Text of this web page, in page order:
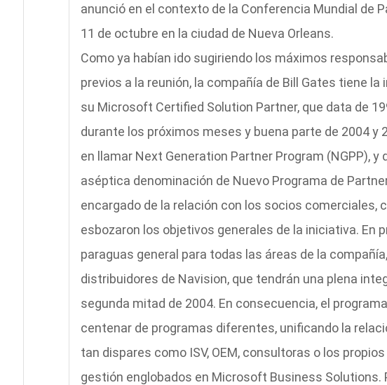
anunció en el contexto de la Conferencia Mundial de
11 de octubre en la ciudad de Nueva Orleans.
Como ya habían ido sugiriendo los máximos
previos a la reunión, la compañía de Bill Gates tiene
su Microsoft Certified Solution Partner, que data de
durante los próximos meses y buena parte de 2004 y
en llamar Next Generation Partner Program (NGPP),
aséptica denominación de Nuevo Programa de
encargado de la relación con los socios comerciales,
esbozaron los objetivos generales de la iniciativa. En
paraguas general para todas las áreas de la
distribuidores de Navision, que tendrán una plena
segunda mitad de 2004. En consecuencia, el
centenar de programas diferentes, unificando la
tan dispares como ISV, OEM, consultoras o los
gestión englobados en Microsoft Business Solutions.